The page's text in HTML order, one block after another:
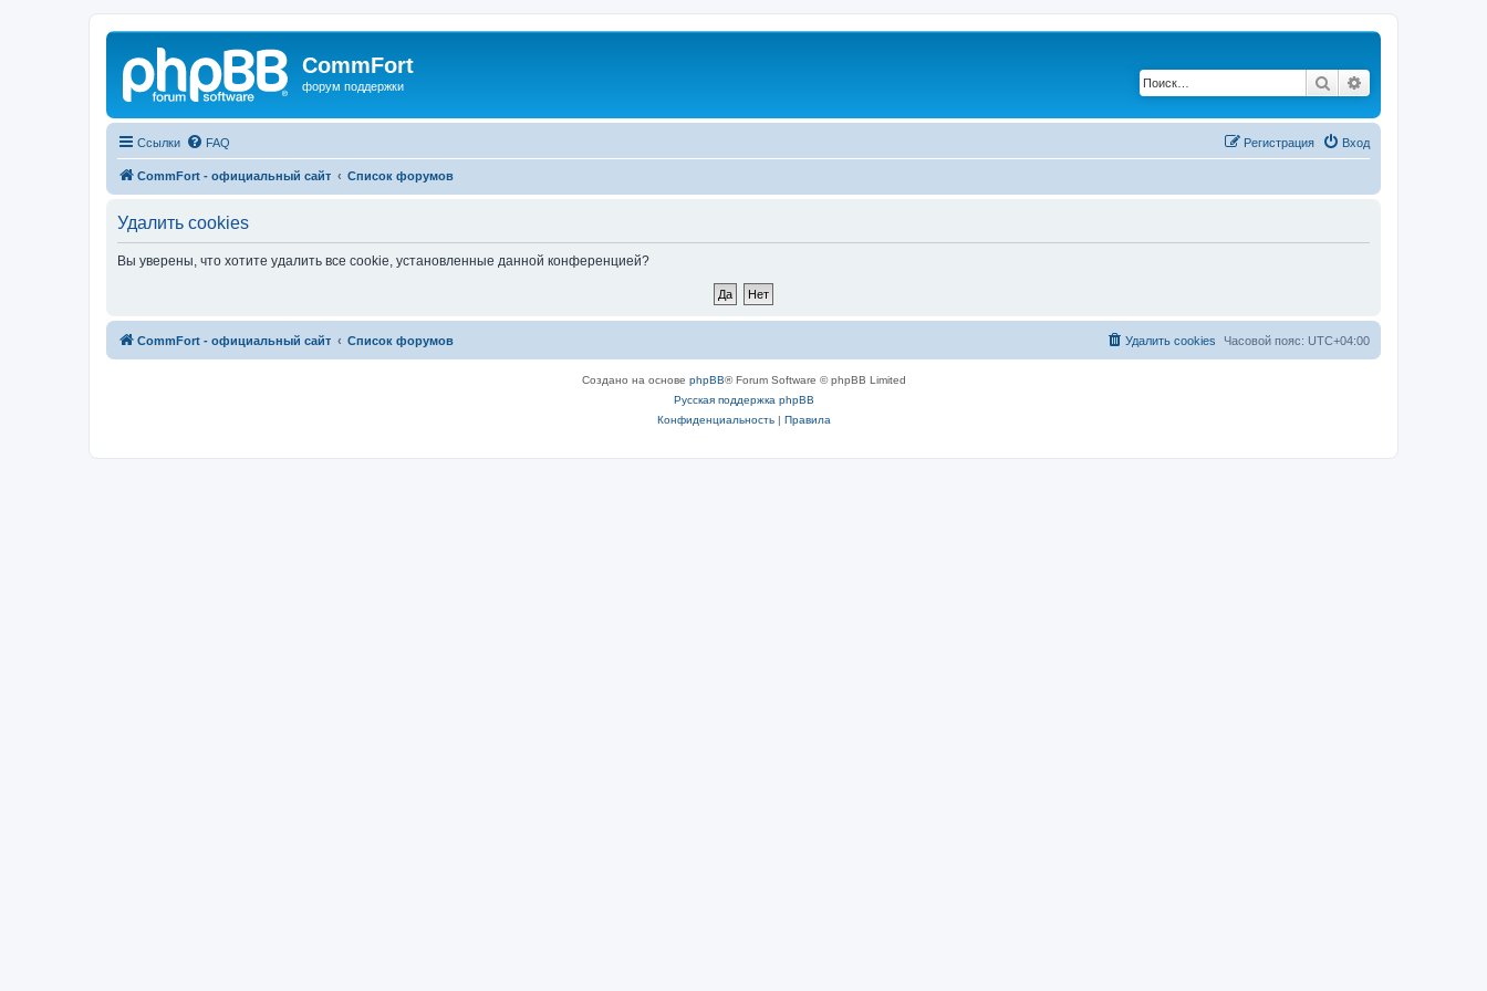
CommFort
форум поддержки Поиск
Ссылки FAQ Вход
Регистрация
CommFort - официальный сайт Список форумов
Удалить cookies
Вы уверены, что хотите удалить все cookie, установленные данной конференцией?
CommFort - официальный сайт Список форумов Часовой пояс: UTC+04:00
Удалить cookies
Создано на основе phpBB® Forum Software © phpBB Limited
Русская поддержка phpBB
Конфиденциальность| Правила